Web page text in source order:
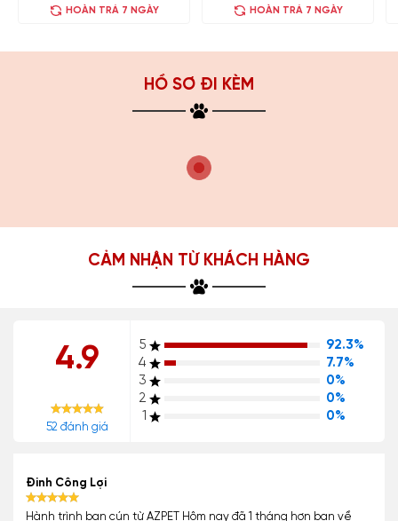
HOÀN TRẢ 7 NGÀY HOÀN TRẢ 7 NGÀY
HỒ SƠ ĐI KÈM
CẢM NHẬN TỪ KHÁCH HÀNG
4.9
52 đánh giá
5
92.3%
4
7.7%
3
0%
2
0%
1
0%
Đinh Công Lợi
Hành trình bạn cún từ AZPET Hôm nay đã 1 tháng hơn bạn về